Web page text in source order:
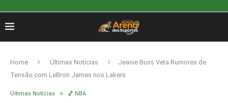
Home Últimas Notícias
Jeanie Buss Veta Rumores de
Tensão com LeBron James nos Lakers
Últimas Notícias 🏀 NBA